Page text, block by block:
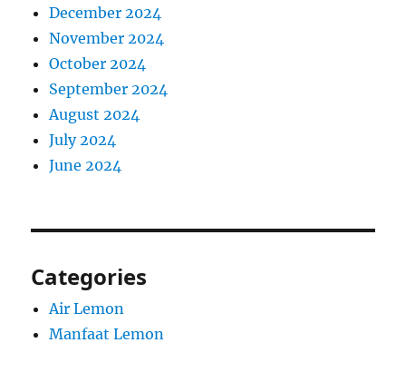
December 2024
November 2024
October 2024
September 2024
August 2024
July 2024
June 2024
Categories
Air Lemon
Manfaat Lemon